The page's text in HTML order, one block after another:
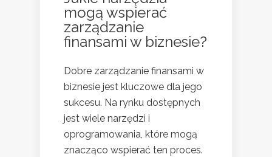
mogą wspierać
zarządzanie
finansami w biznesie?
Dobre zarządzanie finansami w
biznesie jest kluczowe dla jego
sukcesu. Na rynku dostępnych
jest wiele narzędzi i
oprogramowania, które mogą
znacząco wspierać ten proces.